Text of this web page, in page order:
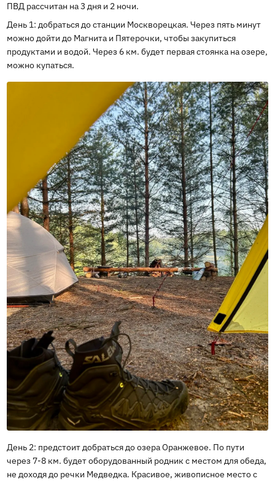
ПВД рассчитан на 3 дня и 2 ночи.
День 1: добраться до станции Москворецкая. Через пять минут
можно дойти до Магнита и Пятерочки, чтобы закупиться
продуктами и водой. Через 6 км. будет первая стоянка на озере,
можно купаться.
День 2: предстоит добраться до озера Оранжевое. По пути
через 7-8 км. будет оборудованный родник с местом для обеда,
не доходя до речки Медведка. Красивое, живописное место с